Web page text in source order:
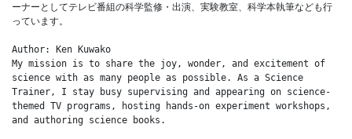
ーナーとしてテレビ番組の科学監修・出演、実験教室、科学本執筆なども行
っています。
Author: Ken Kuwako
My mission is to share the joy, wonder, and excitement of
science with as many people as possible. As a Science
Trainer, I stay busy supervising and appearing on science-
themed TV programs, hosting hands-on experiment workshops,
and authoring science books.